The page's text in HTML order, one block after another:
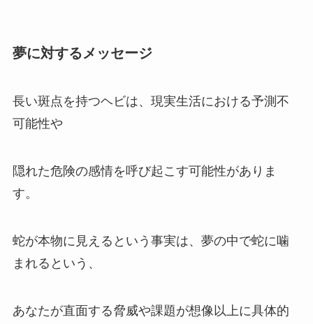
夢に対するメッセージ
長い斑点を持つヘビは、現実生活における予測不
可能性や
隠れた危険の感情を呼び起こす可能性がありま
す。
蛇が本物に見えるという事実は、夢の中で蛇に噛
まれるという、
あなたが直面する脅威や課題が想像以上に具体的